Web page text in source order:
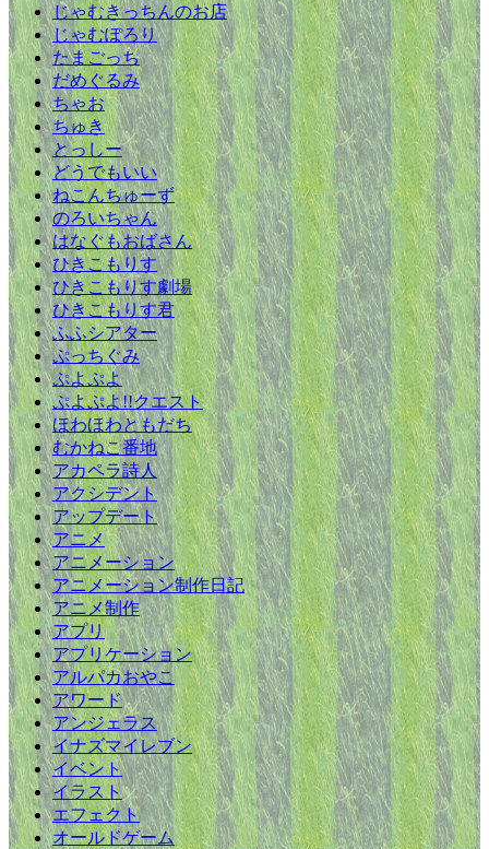
じゃむきっちんのお店
じゃむぽろり
たまごっち
だめぐるみ
ちゃお
ちゅき
とっしー
どうでもいい
ねこんちゅーず
のろいちゃん
はなぐもおばさん
ひきこもりす
ひきこもりす劇場
ひきこもりす君
ふふシアター
ぷっちぐみ
ぷよぷよ
ぷよぷよ!!クエスト
ほわほわともだち
むかねこ番地
アカペラ詩人
アクシデント
アップデート
アニメ
アニメーション
アニメーション制作日記
アニメ制作
アプリ
アプリケーション
アルパカおやこ
アワード
アンジェラス
イナズマイレブン
イベント
イラスト
エフェクト
オールドゲーム